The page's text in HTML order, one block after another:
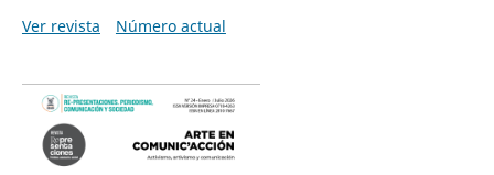
Ver revista
Número actual